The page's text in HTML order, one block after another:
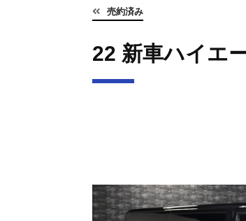
売約済み
22 新車ハイエ